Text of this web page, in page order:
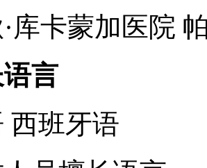
卡蒙加医院
言
班牙语